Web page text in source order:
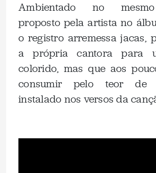
Ambientado no
proposto pela artista no
o registro arremessa jacas,
a própria cantora para
colorido, mas que aos
consumir pelo teor de
instalado nos versos da